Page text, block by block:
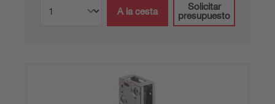
A la cesta
Solicitar
presupuesto